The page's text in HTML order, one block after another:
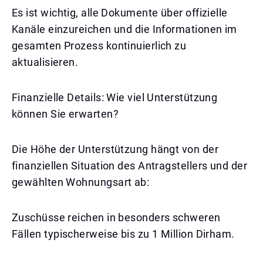
Es ist wichtig, alle Dokumente über offizielle
Kanäle einzureichen und die Informationen im
gesamten Prozess kontinuierlich zu
aktualisieren.
Finanzielle Details: Wie viel Unterstützung
können Sie erwarten?
Die Höhe der Unterstützung hängt von der
finanziellen Situation des Antragstellers und der
gewählten Wohnungsart ab:
Zuschüsse reichen in besonders schweren
Fällen typischerweise bis zu 1 Million Dirham.